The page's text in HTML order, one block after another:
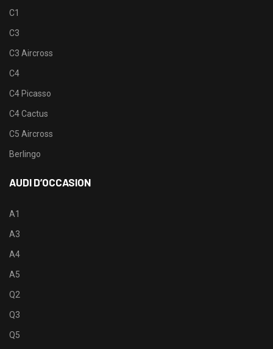
C1
C3
C3 Aircross
C4
C4 Picasso
C4 Cactus
C5 Aircross
Berlingo
AUDI D’OCCASION
A1
A3
A4
A5
Q2
Q3
Q5